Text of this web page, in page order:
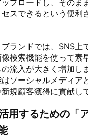
スできるという便利
ランドでは、SNS上
検索機能を使って素
流入が大きく増加し
ソーシャルメディア
規顧客獲得に貢献し
用するための「